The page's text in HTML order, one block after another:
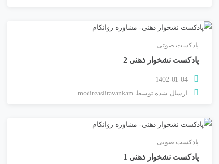
پادکست صوتی
پادکست نشخوار ذهنی 2
ارسال شده توسط modireasliravankam
پادکست صوتی
پادکست نشخوار ذهنی 1